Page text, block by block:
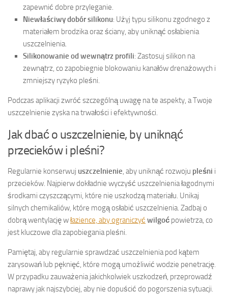
zapewnić dobre przyleganie.
Niewłaściwy dobór silikonu: Użyj typu silikonu zgodnego z
materiałem brodzika oraz ściany, aby uniknąć osłabienia
uszczelnienia.
Silikonowanie od wewnątrz profili: Zastosuj silikon na
zewnątrz, co zapobiegnie blokowaniu kanałów drenażowych i
zmniejszy ryzyko pleśni.
Podczas aplikacji zwróć szczególną uwagę na te aspekty, a Twoje
uszczelnienie zyska na trwałości i efektywności.
Jak dbać o uszczelnienie, by uniknąć
przecieków i pleśni?
Regularnie konserwuj uszczelnienie , aby uniknąć rozwoju pleśni i
przecieków. Najpierw dokładnie wyczyść uszczelnienia łagodnymi
środkami czyszczącymi, które nie uszkodzą materiału. Unikaj
silnych chemikaliów, które mogą osłabić uszczelnienia. Zadbaj o
dobrą wentylację włazience, aby ograniczyć wilgoć powietrza, co
jest kluczowe dla zapobiegania pleśni.
Pamiętaj, aby regularnie sprawdzać uszczelnienia pod kątem
zarysowań lub pęknięć, które mogą umożliwić wodzie penetrację.
W przypadku zauważenia jakichkolwiek uszkodzeń, przeprowadź
naprawy jak najszybciej, aby nie dopuścić do pogorszenia sytuacji.